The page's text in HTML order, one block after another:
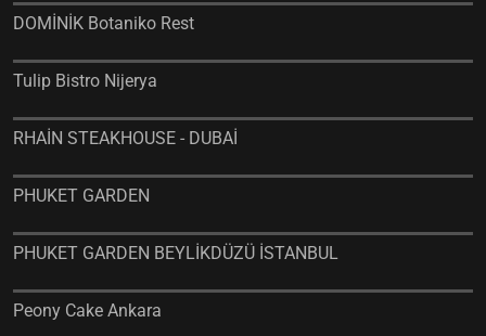
DOMİNİK Botaniko Rest
Tulip Bistro Nijerya
RHAİN STEAKHOUSE - DUBAİ
PHUKET GARDEN
PHUKET GARDEN BEYLİKDÜZÜ İSTANBUL
Peony Cake Ankara